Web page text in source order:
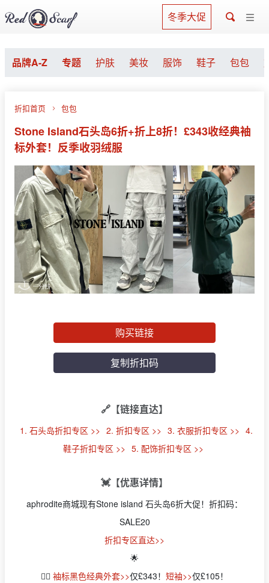
冬季大促
品牌A-Z 专题 护肤 美妆 服饰 鞋子 包包
折扣首页 包包
Stone Island石头岛6折+折上8折！£343收经典袖
标外套！反季收羽绒服
购买链接
复制折扣码
🔗【链接直达】
1. 石头岛折扣专区 >> 2. 折扣专区 >> 3. 衣服折扣专区 >> 4.
鞋子折扣专区 >> 5. 配饰折扣专区 >>
💓【优惠详情】
aphrodite商城现有Stone island 石头岛6折大促！折扣码：
SALE20
折扣专区直达>>
🌟
👉🏻 袖标黑色经典外套>>仅£343！ 短袖>>仅£105！